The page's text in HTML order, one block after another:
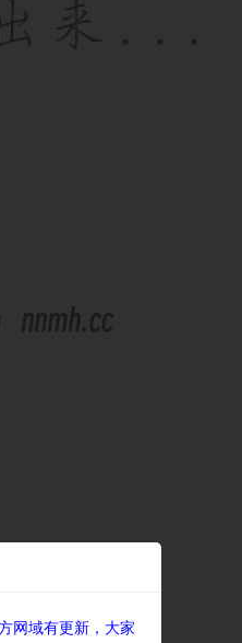
网域有更新，大家